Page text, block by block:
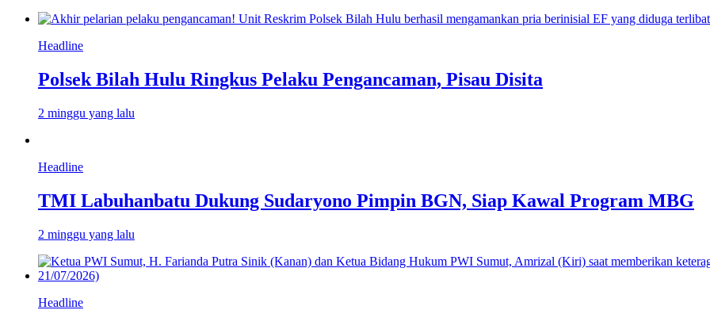
Headline
Polsek Bilah Hulu Ringkus Pelaku Pengancaman, Pisau Disita
2 minggu yang lalu
Headline
TMI Labuhanbatu Dukung Sudaryono Pimpin BGN, Siap Kawal Program MBG
2 minggu yang lalu
Headline